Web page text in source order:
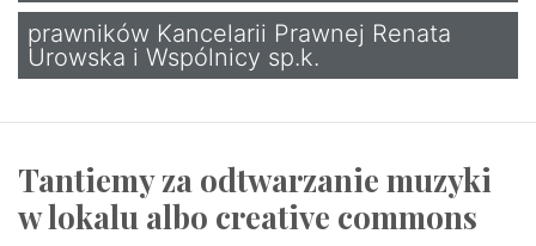
prawników Kancelarii Prawnej Renata
Urowska i Wspólnicy sp.k.
Tantiemy za odtwarzanie muzyki
w lokalu albo creative commons